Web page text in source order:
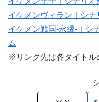
イケメンヴィラン｜シ
イケメン戦国-永縁-｜シ
ム
※リンク先は各タイトル